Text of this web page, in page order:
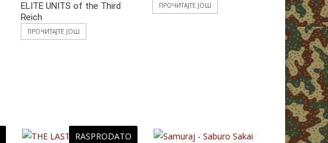
ELITE UNITS of the Third
Reich
ПРОЧИТАЈТЕ ЈОШ
ПРОЧИТАЈТЕ ЈОШ
RASPRODATO